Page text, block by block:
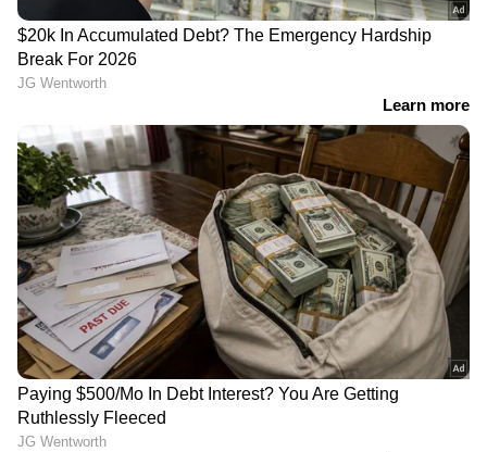
മോഡലാണ്. 6.1 ഇഞ്ച് ഒഎല്‍ഇഡി ഡിസ്പ്ലേ,
എ19 പ്രോസസർ, 48-മെഗാപിക്‌സൽ ക്യാമറ
എന്നിവയോടെയാണ് ഫോൺ എത്തുന്നത്.
ആപ്പിൾ ഇന്‍റലിജൻസ് സവിശേഷതകളും
ഐപി68 വാട്ടർ റെസിസ്റ്റൻസും ഫോണിൽ
ലഭ്യമാണ്. 64,900 രൂപ മുതൽ വില
ആരംഭിക്കുന്നു.